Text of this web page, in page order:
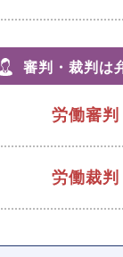
審判・裁判は
労働審判
労働裁判